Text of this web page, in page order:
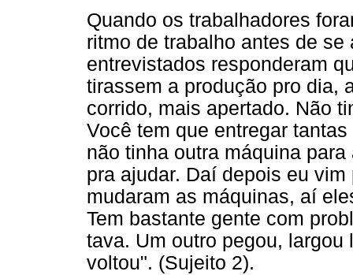
Quando os trabalhadores
ritmo de trabalho antes de
entrevistados responderam
tirassem a produção pro dia,
corrido, mais apertado. Não
Você tem que entregar
não tinha outra máquina
pra ajudar. Daí depois eu
mudaram as máquinas, aí
Tem bastante gente com
tava. Um outro pegou,
voltou". (Sujeito 2).